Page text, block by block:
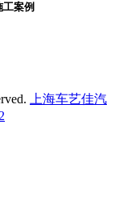
案例
上海车艺佳汽